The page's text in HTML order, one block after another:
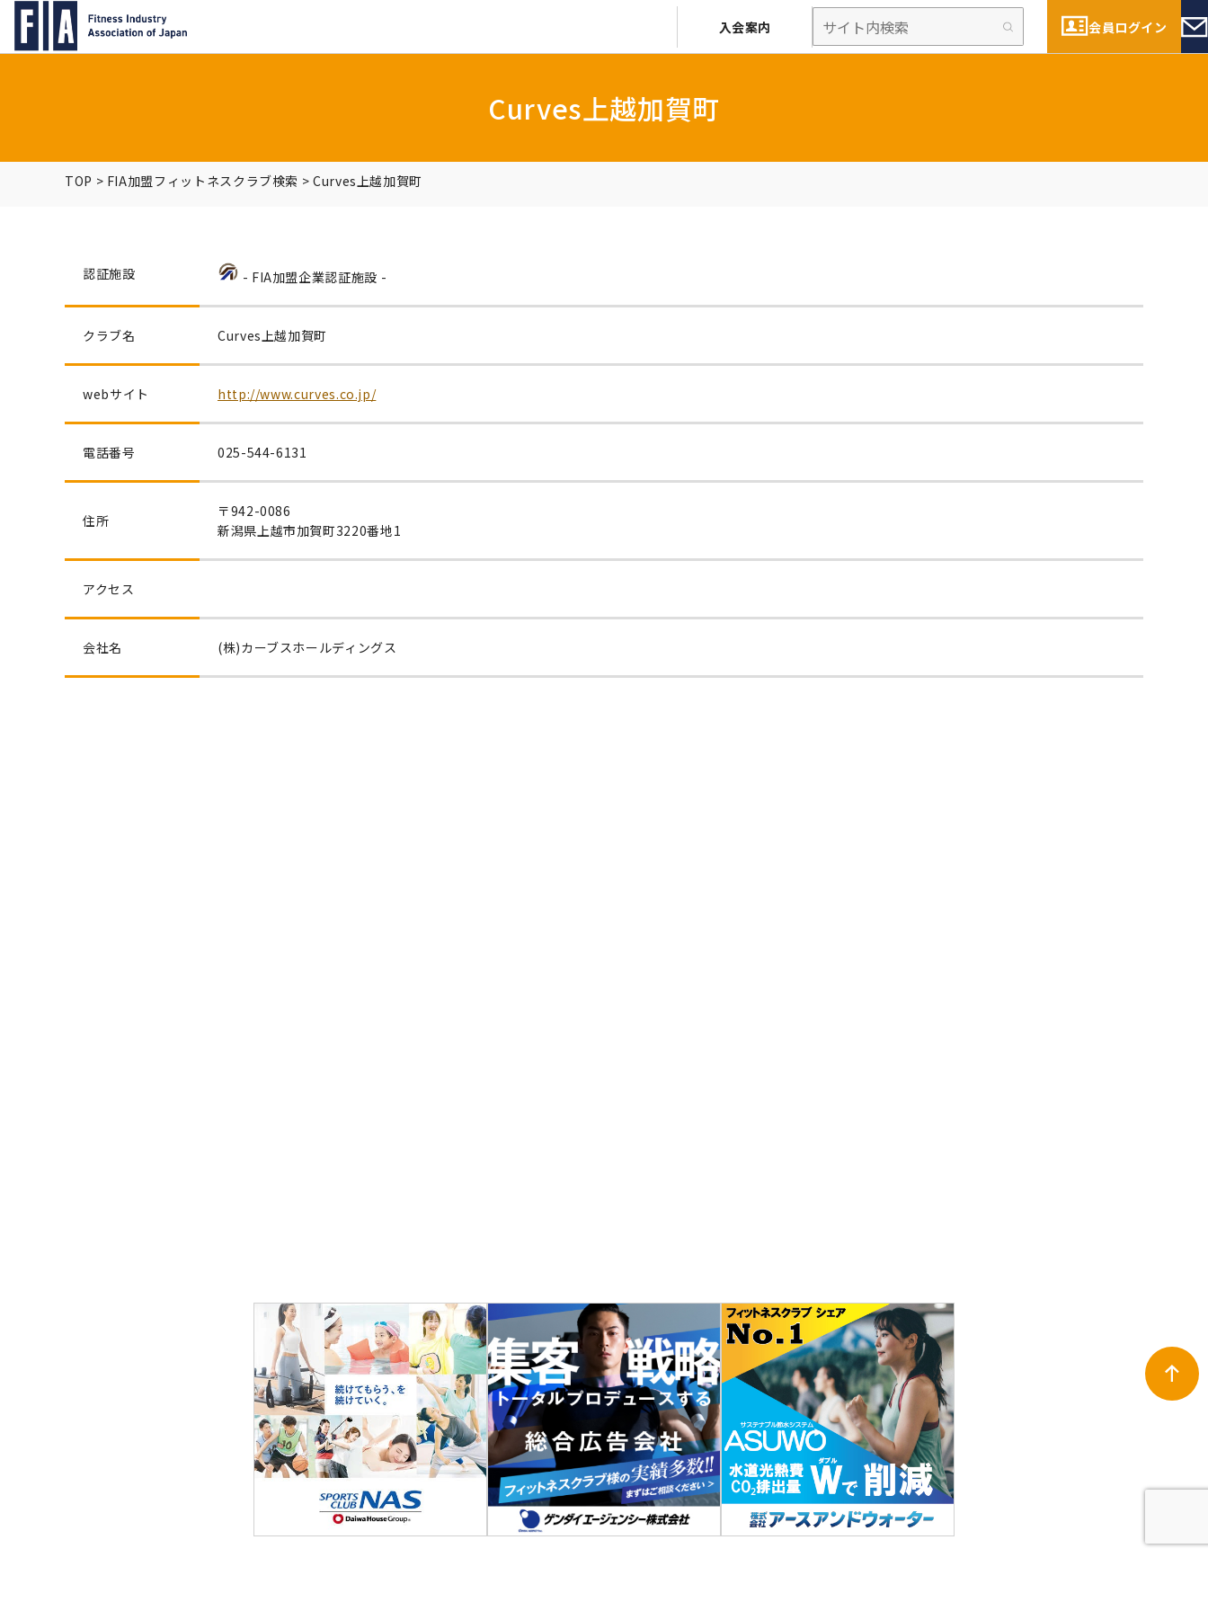
入会案内 会員ログイン
Curves上越加賀町
TOP > FIA加盟フィットネスクラブ検索 >Curves上越加賀町
認証施設 - FIA加盟企業認証施設 -
クラブ名 Curves上越加賀町
webサイト http://www.curves.co.jp/
電話番号 025-544-6131
住所
〒942-0086
新潟県上越市加賀町3220番地1
アクセス
会社名 (株)カーブスホールディングス